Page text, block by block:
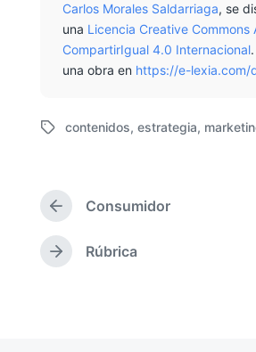
Carlos Morales Saldarriaga, se
una Licencia Creative Commons
CompartirIgual 4.0 Internacional
una obra en https://e-lexia.com/
E
q
u
t
a
contenidos, estrategia,
E
n
t
r
Consumidor
E
Rúbrica